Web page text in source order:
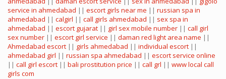
service in ahmedabad || escort girls near me || russian spa in
ahmedabad || calgirl || call girls ahmedabad || sex spa in
ahmedabad || escort gujarat || girl sex mobile number || call girl
sex number || escort girl service || daman red light area name ||
Ahmedabad escort || girls ahmedabad || individual escort ||
ahmedabad girl || russian spa ahmedabad || escort service online
|| call girl escort || bali prostitution price || call grl || www local call
girls com